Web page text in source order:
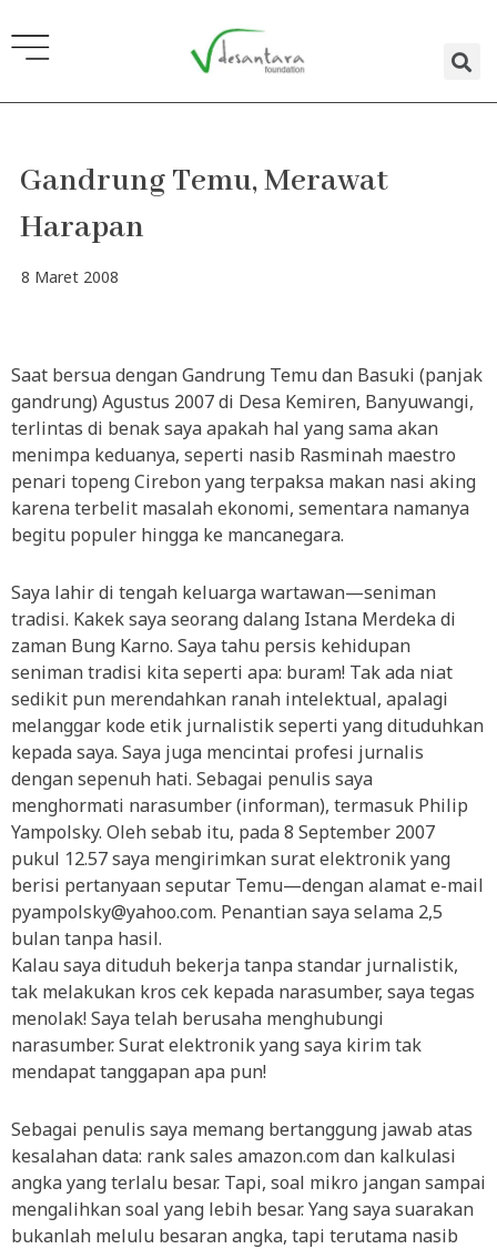
ke
konten
Gandrung Temu, Merawat
Harapan
8 Maret 2008
Saat bersua dengan Gandrung Temu dan Basuki (panjak
gandrung) Agustus 2007 di Desa Kemiren, Banyuwangi,
terlintas di benak saya apakah hal yang sama akan
menimpa keduanya, seperti nasib Rasminah maestro
penari topeng Cirebon yang terpaksa makan nasi aking
karena terbelit masalah ekonomi, sementara namanya
begitu populer hingga ke mancanegara.
Saya lahir di tengah keluarga wartawan—seniman
tradisi. Kakek saya seorang dalang Istana Merdeka di
zaman Bung Karno. Saya tahu persis kehidupan
seniman tradisi kita seperti apa: buram! Tak ada niat
sedikit pun merendahkan ranah intelektual, apalagi
melanggar kode etik jurnalistik seperti yang dituduhkan
kepada saya. Saya juga mencintai profesi jurnalis
dengan sepenuh hati. Sebagai penulis saya
menghormati narasumber (informan), termasuk Philip
Yampolsky. Oleh sebab itu, pada 8 September 2007
pukul 12.57 saya mengirimkan surat elektronik yang
berisi pertanyaan seputar Temu—dengan alamat e-mail
pyampolsky@yahoo.com. Penantian saya selama 2,5
bulan tanpa hasil.
Kalau saya dituduh bekerja tanpa standar jurnalistik,
tak melakukan kros cek kepada narasumber, saya tegas
menolak! Saya telah berusaha menghubungi
narasumber. Surat elektronik yang saya kirim tak
mendapat tanggapan apa pun!
Sebagai penulis saya memang bertanggung jawab atas
kesalahan data: rank sales amazon.com dan kalkulasi
angka yang terlalu besar. Tapi, soal mikro jangan sampai
mengalihkan soal yang lebih besar. Yang saya suarakan
bukanlah melulu besaran angka, tapi terutama nasib